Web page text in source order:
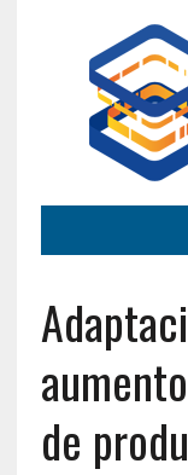
de